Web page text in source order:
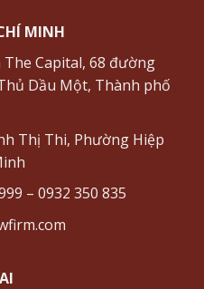
MINH
Capital, 68 đường
Dầu Một, Thành phố
Thị Thi, Phường Hiệp
– 0932 350 835